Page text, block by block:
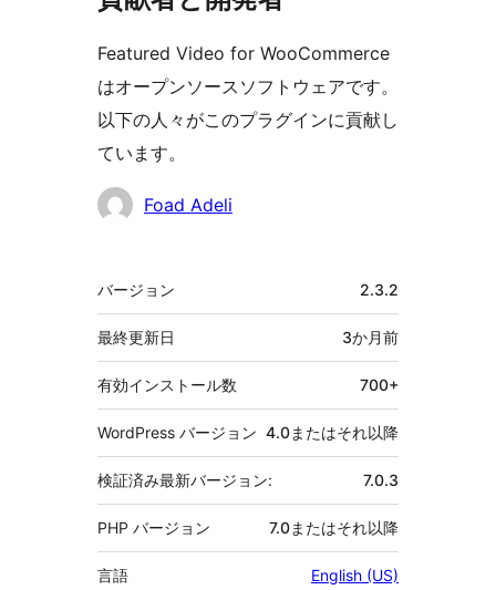
Featured Video for WooCommerce
はオープンソースソフトウェアです。
以下の人々がこのプラグインに貢献し
ています。
貢
Foad Adeli
メ
タ
バージョン 2.3.2
最終更新日 3か月前
有効インストール数 700+
WordPress バージョン 4.0またはそれ以降
検証済み最新バージョン: 7.0.3
PHP バージョン 7.0またはそれ以降
言語 English (US)